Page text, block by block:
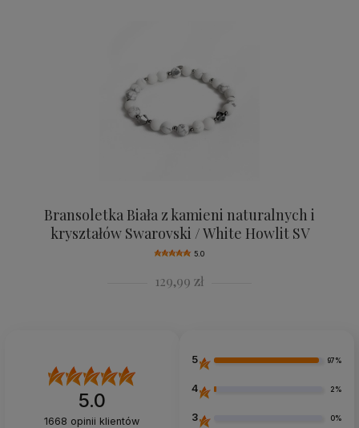
Bransoletka Biała z kamieni naturalnych i
kryształów Swarovski / White Howlit SV
5.0
129,99 zł
5.0
1668 opinii klientów
5 97%
4 2%
3 0%